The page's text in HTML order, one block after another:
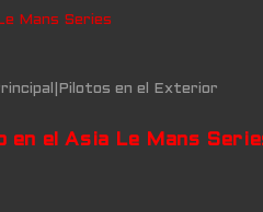
Pilotos en el Exterior
en el Asia Le Mans